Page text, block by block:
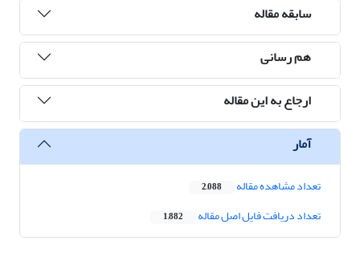
سابقه مقاله
هم رسانی
ارجاع به این مقاله
آمار
تعداد مشاهده مقاله 2,088
تعداد دریافت فایل اصل مقاله 1,882